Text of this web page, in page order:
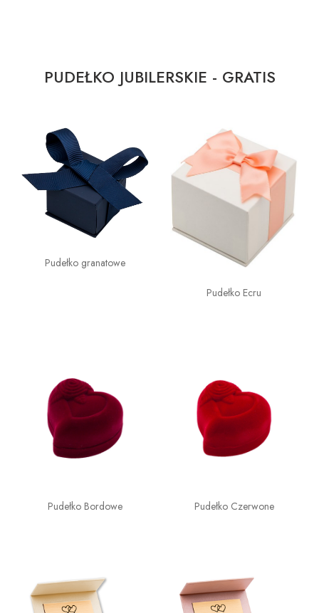
PUDEŁKO JUBILERSKIE - GRATIS
Pudełko granatowe
Pudełko Ecru
Pudełko Bordowe Pudełko Czerwone